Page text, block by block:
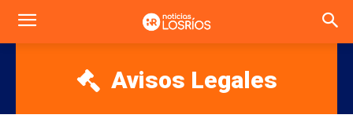
Avisos Legales